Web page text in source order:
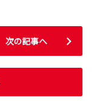
次の記事へ